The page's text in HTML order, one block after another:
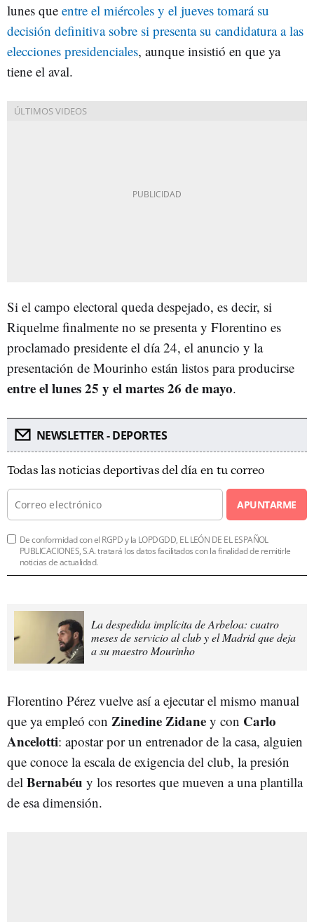
lunes que entre el miércoles y el jueves tomará su
decisión definitiva sobre si presenta su candidatura a las
elecciones presidenciales, aunque insistió en que ya
tiene el aval.
Si el campo electoral queda despejado, es decir, si
Riquelme finalmente no se presenta y Florentino es
proclamado presidente el día 24, el anuncio y la
presentación de Mourinho están listos para producirse
entre el lunes 25 y el martes 26 de mayo.
NEWSLETTER - DEPORTES
Todas las noticias deportivas del día en tu correo
APUNTARME
De conformidad con el RGPD y la LOPDGDD, EL LEÓN DE EL ESPAÑOL
PUBLICACIONES, S.A. tratará los datos facilitados con la finalidad de remitirle
noticias de actualidad.
La despedida implícita de Arbeloa: cuatro
meses de servicio al club y el Madrid que deja
a su maestro Mourinho
Florentino Pérez vuelve así a ejecutar el mismo manual
que ya empleó con ZinedineZidane y con Carlo
Ancelotti: apostar por un entrenador de la casa, alguien
que conoce la escala de exigencia del club, la presión
del Bernabéu y los resortes que mueven a una plantilla
de esa dimensión.